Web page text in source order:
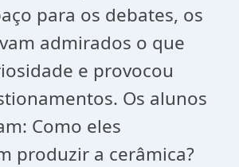
para os debates, os
admirados o que
e provocou
Os alunos
Como eles
produzir a cerâmica?